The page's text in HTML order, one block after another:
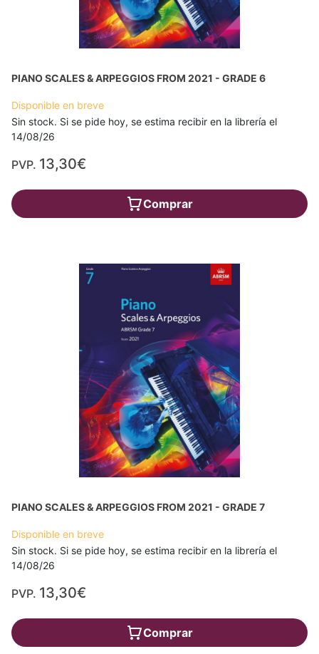
PIANO SCALES & ARPEGGIOS FROM 2021 - GRADE 6
Disponible en breve
Sin stock. Si se pide hoy, se estima recibir en la librería el
14/08/26
PVP. 13,30€
Comprar
PIANO SCALES & ARPEGGIOS FROM 2021 - GRADE 7
Disponible en breve
Sin stock. Si se pide hoy, se estima recibir en la librería el
14/08/26
PVP. 13,30€
Comprar